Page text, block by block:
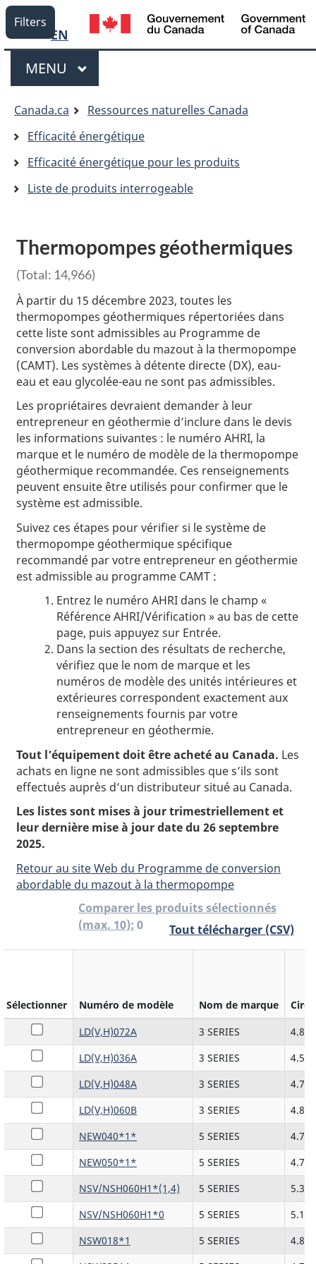
Language
selection
EN
Menu
MENU PRINCIPAL
êtes
ici:
Canada.ca
Ressources naturelles Canada
Efficacité énergétique
Efficacité énergétique pour les produits
Liste de produits interrogeable
Thermopompes géothermiques
(Total: 14,966)
À partir du 15 décembre 2023, toutes les
thermopompes géothermiques répertoriées dans
cette liste sont admissibles au Programme de
conversion abordable du mazout à la thermopompe
(CAMT). Les systèmes à détente directe (DX), eau-
eau et eau glycolée-eau ne sont pas admissibles.
Les propriétaires devraient demander à leur
entrepreneur en géothermie d’inclure dans le devis
les informations suivantes : le numéro AHRI, la
marque et le numéro de modèle de la thermopompe
géothermique recommandée. Ces renseignements
peuvent ensuite être utilisés pour confirmer que le
système est admissible.
Suivez ces étapes pour vérifier si le système de
thermopompe géothermique spécifique
recommandé par votre entrepreneur en géothermie
est admissible au programme CAMT :
Entrez le numéro AHRI dans le champ «
Référence AHRI/Vérification » au bas de cette
page, puis appuyez sur Entrée.
Dans la section des résultats de recherche,
vérifiez que le nom de marque et les
numéros de modèle des unités intérieures et
extérieures correspondent exactement aux
renseignements fournis par votre
entrepreneur en géothermie.
Tout l’équipement doit être acheté au Canada. Les
achats en ligne ne sont admissibles que s’ils sont
effectués auprès d’un distributeur situé au Canada.
Les listes sont mises à jour trimestriellement et
leur dernière mise à jour date du 26 septembre
2025.
Retour au site Web du Programme de conversion
abordable du mazout à la thermopompe
Comparer les produits sélectionnés
(max. 10): 0 Tout télécharger (CSV)
Sélectionner Numéro de modèle Nom de marque
LD(V,H)072A
3 SERIES
LD(V,H)036A
3 SERIES
LD(V,H)048A
3 SERIES
LD(V,H)060B
3 SERIES
NEW040*1*
5 SERIES
NEW050*1*
5 SERIES
NSV/NSH060H1*(1,4)
5 SERIES
NSV/NSH060H1*0
5 SERIES
NSW018*1
5 SERIES
Filters